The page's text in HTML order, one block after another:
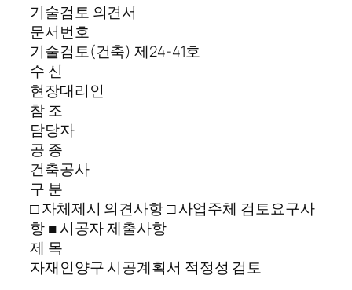
기술검토 의견서
문서번호
기술검토(건축) 제24-41호
수 신
현장대리인
참 조
담당자
공 종
건축공사
구 분
□ 자체제시 의견사항 □ 사업주체 검토요구사
항 ■ 시공자 제출사항
제 목
자재인양구 시공계획서 적정성 검토